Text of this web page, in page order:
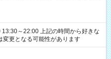
記の時間から好きな
更となる可能性があります